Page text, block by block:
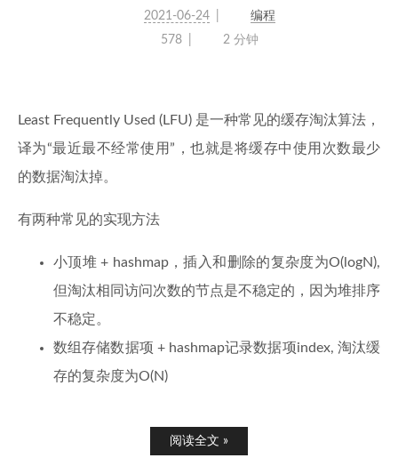
2021-06-24
编程
578
2 分钟
Least Frequently Used (LFU) 是一种常见的缓存淘汰算法，
译为“最近最不经常使用”，也就是将缓存中使用次数最少
的数据淘汰掉。
有两种常见的实现方法
小顶堆 + hashmap，插入和删除的复杂度为O(logN),
但淘汰相同访问次数的节点是不稳定的，因为堆排序
不稳定。
数组存储数据项 + hashmap记录数据项index, 淘汰缓
存的复杂度为O(N)
阅读全文 »